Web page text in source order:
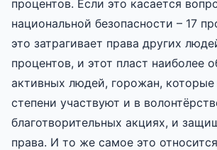
процентов. Если это касается
национальной безопасности – 17
это затрагивает права других
процентов, и этот пласт наиболее
активных людей, горожан,
степени участвуют и в
благотворительных акциях, и
права. И то же самое это